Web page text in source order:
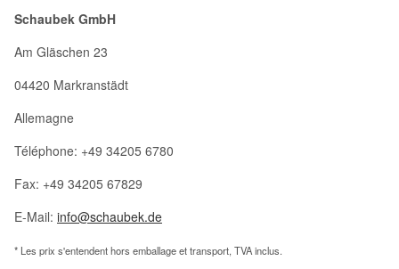
Schaubek GmbH
Am Gläschen 23
04420 Markranstädt
Allemagne
Téléphone: +49 34205 6780
Fax: +49 34205 67829
E-Mail: info@schaubek.de
* Les prix s'entendent hors emballage et transport, TVA inclus.